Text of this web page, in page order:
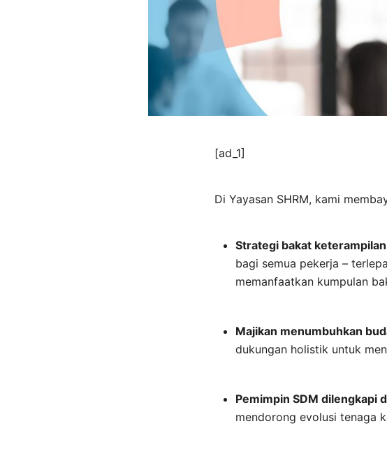
[ad_1]
Di Yayasan SHRM, kami
Strategi bakat
bagi semua pekerja –
memanfaatkan kumpulan
Majikan menumbuhkan
dukungan holistik untuk
Pemimpin SDM dilengkapi
mendorong evolusi tenaga